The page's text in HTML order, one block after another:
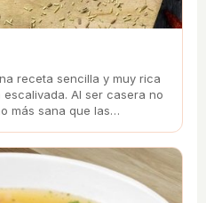
receta sencilla y muy rica
Al ser casera no
más sana que las